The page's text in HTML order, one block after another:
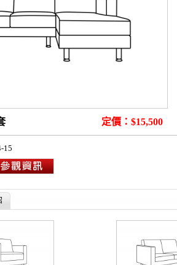
定價：$15,500
15